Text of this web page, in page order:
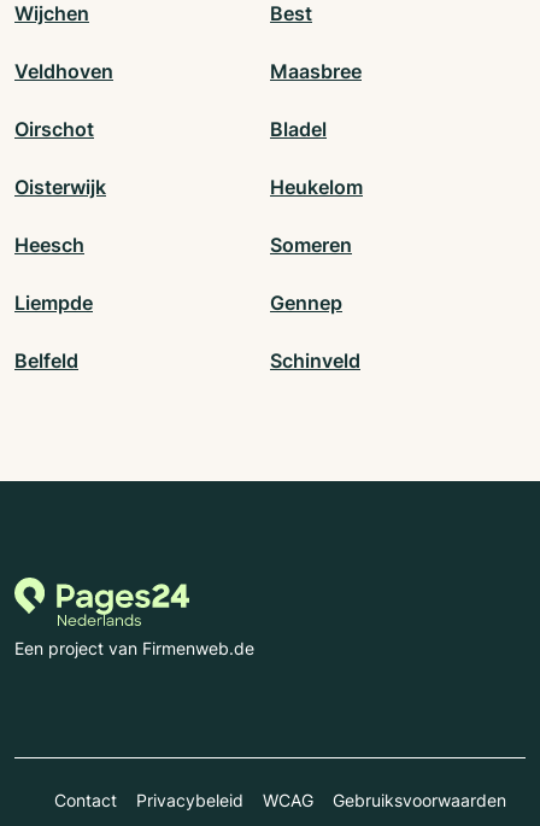
Wijchen Best
Veldhoven Maasbree
Oirschot Bladel
Oisterwijk Heukelom
Heesch Someren
Liempde Gennep
Belfeld Schinveld
Een project van Firmenweb.de
Contact Privacybeleid WCAG
Gebruiksvoorwaarden